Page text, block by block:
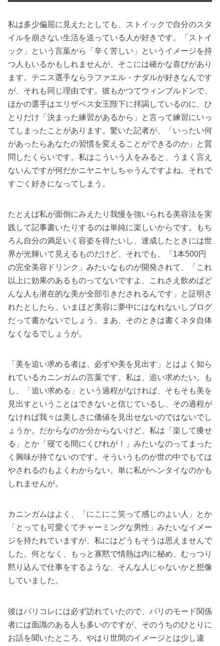
私は多少偏屈に見えたとしても、ストイックで自分のスタ
イルを崩さない生活を送っている人が好きです。「ストイ
ック」という言葉から「辛く苦しい」というイメージを持
つ人もいるかもしれませんが、そこには確かな喜びがあり
ます。テニス選手ならラファエル・ナダルが好きなんです
が、それも同じ理由です。彼もかつてウィンブルドンで、
ほかの選手はエリザベス女王陛下に拝謁しているのに、ひ
とりだけ「決まった練習があるから」と言って練習にいっ
てしまったことがあります。驚いた記者が、「いったい何
があったらあなたの習慣を変えることができるのか」と質
問したくらいです。私はこういう人をみると、うまく言え
ないんですが何だかニヤニヤしちゃうんですよね。それで
すごく好きになってしまう。
たとえば私が面倒にみえたり我慢を強いられる美容法を実
践して記事書いたりするのは単純に楽しいからです。もち
ろん自分の満足いく容姿を得たいし、達成したときには世
界が光輝いて見えるものだけど、それでも、「1本500円
の完全美容ドリンク」みたいなものが開発されて、「これ
以上に効果のあるものってないですよ、これさえ飲めばど
んな人も潜在的な美が全部引きだされるんです」と証明さ
れたとしたら、いまほど美容に夢中にはなれないしブログ
だって書かないでしょう。まあ、そのときは書くネタ自体
なくなるでしょうが。
「美を追い求める者は、必ずや美を見出す」とはよく知ら
れているカニンガムの言葉です。私は、追い求めたい。も
し、「追い求める」という過程がなければ、そもそも美を
見出すということはできないと信じているし、その過程が
なければ我々は美しさに価値を見出せないのではないでし
ょうか。だからなのか分からないけど、私は「楽して痩せ
る」とか「寝てる間にくびれが！」みたいなのってまった
く興味が持てないのです。そういうものが世の中でもては
やされるのもよくわからない。単に私がヘンタイなのかも
しれませんが。
カニンガムはよく、「にこにこ笑って感じのよい人」とか
「とっても可愛くてチャーミングな男性」みたいなイメー
ジを持たれていますが、私にはどうもそうは思えませんで
した。何となく、もっと寡黙で情熱は内に秘め、むっつり
黙り込んで仕事をするような、そんな人じゃないかと想像
していました。
彼はパリコレには必ず訪れていたので、パリのモード関係
者には面識のある人も多いのですが、そのうちのひとりに
お話を聞いたところ、やはり世間のイメージとは少し違